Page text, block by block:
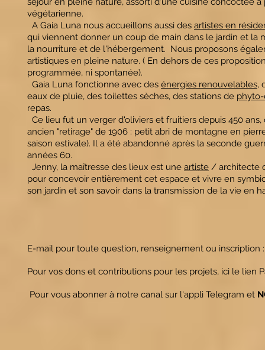
végétarienne.
A Gaia Luna nous accueillons aussi des artistes en
qui viennent donner un coup de main dans le jardin et la
la nourriture et de l'hébergement. Nous proposons
artistiques en pleine nature. ( En dehors de ces
programmée, ni spontanée).
Gaia Luna fonctionne avec des énergies renouvelables,
eaux de pluie, des toilettes sèches, des stations de
repas.
Ce lieu fut un verger d'oliviers et fruitiers depuis 450
ancien "retirage" de 1906 : petit abri de montagne en
saison estivale). Il a été abandonné après la seconde
années 60.
Jenny, la maîtresse des lieux est une artiste / architecte
pour concevoir entièrement cet espace et vivre en
son jardin et son savoir dans la transmission de la vie en
E-mail pour toute question, renseignement ou inscription
Pour vos dons et contributions pour les projets, ici le lien
Pour vous abonner à notre canal sur l'appli Telegram et